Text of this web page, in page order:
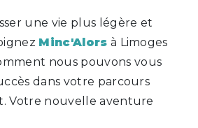
une vie plus légère et
Minc'Alors à Limoges
nous pouvons vous
dans votre parcours
Votre nouvelle aventure